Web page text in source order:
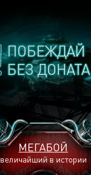
ПОБЕЖДАЙ
БЕЗ ДОНАТА
МЕГАБОЙ
величайший в истории